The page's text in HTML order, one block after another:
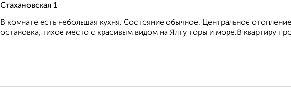
Стахановская 1
В комнате есть небольшая кухня. Состояние обычное. Центральное
остановка, тихое место с красивым видом на Ялту, горы и море.В квартиру